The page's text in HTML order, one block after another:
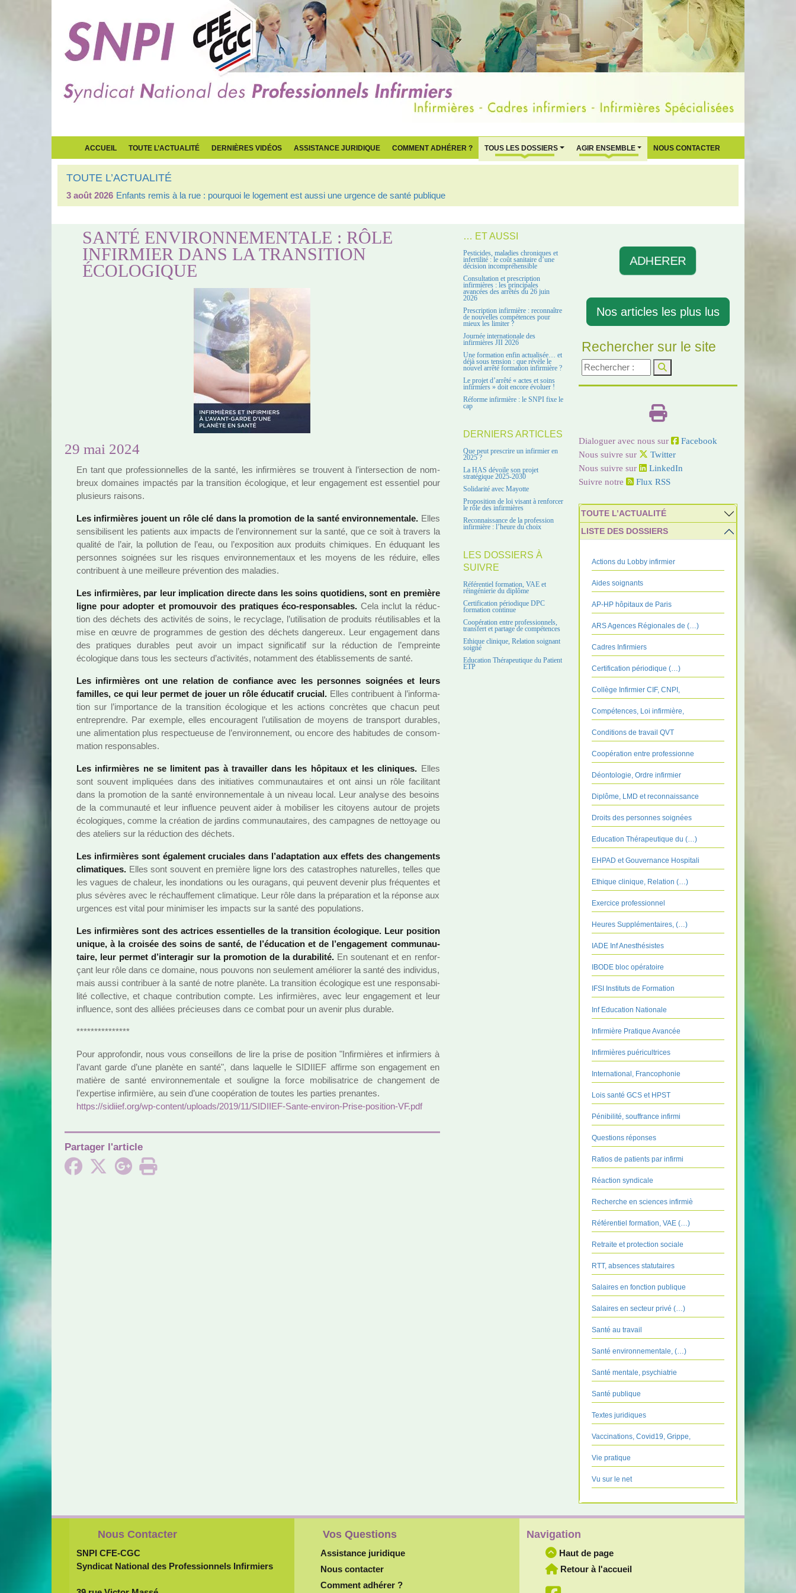
ACCUEIL TOUTE L’ACTUALITÉ DERNIÈRES VIDÉOS ASSISTANCE JURIDIQUE COMMENT ADHÉRER ? TOUS LES DOSSIERS AGIR ENSEMBLE NOUS CONTACTER
TOUTE L’ACTUALITÉ
3 août 2026 Enfants remis à la rue : pourquoi le logement est aussi une urgence de santé publique
SANTÉ ENVIRONNEMENTALE : RÔLE
INFIRMIER DANS LA TRANSITION
ÉCOLOGIQUE
29 mai 2024
En tant que pro­fes­sion­nel­les de la santé, les infir­miè­res se trou­vent à l’inter­sec­tion de nom­
breux domai­nes impac­tés par la tran­si­tion écologique, et leur enga­ge­ment est essen­tiel pour
plu­sieurs rai­sons.
Les infir­miè­res jouent un rôle clé dans la pro­mo­tion de la santé envi­ron­ne­men­tale. Elles
sen­si­bi­li­sent les patients aux impacts de l’envi­ron­ne­ment sur la santé, que ce soit à tra­vers la
qua­lité de l’air, la pol­lu­tion de l’eau, ou l’expo­si­tion aux pro­duits chi­mi­ques. En éduquant les
per­son­nes soi­gnées sur les ris­ques envi­ron­ne­men­taux et les moyens de les réduire, elles
contri­buent à une meilleure pré­ven­tion des mala­dies.
Les infir­miè­res, par leur impli­ca­tion directe dans les soins quo­ti­diens, sont en pre­mière
ligne pour adop­ter et pro­mou­voir des pra­ti­ques éco-res­pon­sa­bles. Cela inclut la réduc­
tion des déchets des acti­vi­tés de soins, le recy­clage, l’uti­li­sa­tion de pro­duits réu­ti­li­sa­bles et la
mise en œuvre de pro­gram­mes de ges­tion des déchets dan­ge­reux. Leur enga­ge­ment dans
des pra­ti­ques dura­bles peut avoir un impact signi­fi­ca­tif sur la réduc­tion de l’empreinte
écologique dans tous les sec­teurs d’acti­vi­tés, notam­ment des établissements de santé.
Les infir­miè­res ont une rela­tion de confiance avec les per­son­nes soi­gnées et leurs
famil­les, ce qui leur permet de jouer un rôle éducatif cru­cial. Elles contri­buent à l’infor­ma­
tion sur l’impor­tance de la tran­si­tion écologique et les actions concrè­tes que chacun peut
entre­pren­dre. Par exem­ple, elles encou­ra­gent l’uti­li­sa­tion de moyens de trans­port dura­bles,
une ali­men­ta­tion plus res­pec­tueuse de l’envi­ron­ne­ment, ou encore des habi­tu­des de consom­
ma­tion res­pon­sa­bles.
Les infir­miè­res ne se limi­tent pas à tra­vailler dans les hôpi­taux et les cli­ni­ques. Elles
sont sou­vent impli­quées dans des ini­tia­ti­ves com­mu­nau­tai­res et ont ainsi un rôle faci­li­tant
dans la pro­mo­tion de la santé envi­ron­ne­men­tale à un niveau local. Leur ana­lyse des besoins
de la com­mu­nauté et leur influence peu­vent aider à mobi­li­ser les citoyens autour de pro­jets
écologiques, comme la créa­tion de jar­dins com­mu­nau­tai­res, des cam­pa­gnes de net­toyage ou
des ate­liers sur la réduc­tion des déchets.
Les infir­miè­res sont également cru­cia­les dans l’adap­ta­tion aux effets des chan­ge­ments
cli­ma­ti­ques. Elles sont sou­vent en pre­mière ligne lors des catas­tro­phes natu­rel­les, telles que
les vagues de cha­leur, les inon­da­tions ou les oura­gans, qui peu­vent deve­nir plus fré­quen­tes et
plus sévè­res avec le réchauf­fe­ment cli­ma­ti­que. Leur rôle dans la pré­pa­ra­tion et la réponse aux
urgen­ces est vital pour mini­mi­ser les impacts sur la santé des popu­la­tions.
Les infir­miè­res sont des actri­ces essen­tiel­les de la tran­si­tion écologique. Leur posi­tion
unique, à la croi­sée des soins de santé, de l’éducation et de l’enga­ge­ment com­mu­nau­
taire, leur permet d’inte­ra­gir sur la pro­mo­tion de la dura­bi­lité. En sou­te­nant et en ren­for­
çant leur rôle dans ce domaine, nous pou­vons non seu­le­ment amé­lio­rer la santé des indi­vi­dus,
mais aussi contri­buer à la santé de notre pla­nète. La tran­si­tion écologique est une res­pon­sa­bi­
lité col­lec­tive, et chaque contri­bu­tion compte. Les infir­miè­res, avec leur enga­ge­ment et leur
influence, sont des alliées pré­cieu­ses dans ce combat pour un avenir plus dura­ble.
***************
Pour appro­fon­dir, nous vous conseillons de lire la prise de posi­tion "Infirmières et infir­miers à
l’avant garde d’une pla­nète en santé", dans laquelle le SIDIIEF affirme son enga­ge­ment en
matière de santé envi­ron­ne­men­tale et sou­li­gne la force mobi­li­sa­trice de chan­ge­ment de
l’exper­tise infir­mière, au sein d’une coo­pé­ra­tion de toutes les par­ties pre­nan­tes.
https://sidiief.org/wp-content/uploads/2019/11/SIDIIEF-Sante-envi­ron-Prise-posi­tion-VF.pdf
Partager l'article
… ET AUSSI
Pesticides, maladies chroniques et
infertilité : le coût sanitaire d’une
décision incompréhensible
Consultation et prescription
infirmières : les principales
avancées des arrêtés du 26 juin
2026
Prescription infirmière : reconnaître
de nouvelles compétences pour
mieux les limiter ?
Journée internationale des
infirmières JII 2026
Une formation enfin actualisée… et
déjà sous tension : que révèle le
nouvel arrêté formation infirmière ?
Le projet d’arrêté « actes et soins
infirmiers » doit encore évoluer !
Réforme infirmière : le SNPI fixe le
cap
DERNIERS ARTICLES
Que peut prescrire un infirmier en
2025 ?
La HAS dévoile son projet
stratégique 2025-2030
Solidarité avec Mayotte
Proposition de loi visant à renforcer
le rôle des infirmières
Reconnaissance de la profession
infirmière : l’heure du choix
LES DOSSIERS À
SUIVRE
Référentiel formation, VAE et
réingénierie du diplôme
Certification périodique DPC
formation continue
Coopération entre professionnels,
transfert et partage de compétences
Ethique clinique, Relation soignant
soigné
Education Thérapeutique du Patient
ETP
ADHERER
Nos articles les plus lus
Rechercher sur le site
Dialoguer avec nous sur
Facebook
Nous suivre sur
Twitter
Nous suivre sur
LinkedIn
Suivre notre
Flux RSS
TOUTE L’ACTUALITÉ
LISTE DES DOSSIERS
Actions du Lobby infirmier
Aides soignants
AP-HP hôpitaux de Paris
ARS Agences Régionales de (…)
Cadres Infirmiers
Certification périodique (…)
Collège Infirmier CIF, CNPI,
Compétences, Loi infirmière,
Conditions de travail QVT
Coopération entre professionne
Déontologie, Ordre infirmier
Diplôme, LMD et reconnaissance
Droits des personnes soignées
Education Thérapeutique du (…)
EHPAD et Gouvernance Hospitali
Ethique clinique, Relation (…)
Exercice professionnel
Heures Supplémentaires, (…)
IADE Inf Anesthésistes
IBODE bloc opératoire
IFSI Instituts de Formation
Inf Education Nationale
Infirmière Pratique Avancée
Infirmières puéricultrices
International, Francophonie
Lois santé GCS et HPST
Pénibilité, souffrance infirmi
Questions réponses
Ratios de patients par infirmi
Réaction syndicale
Recherche en sciences infirmiè
Référentiel formation, VAE (…)
Retraite et protection sociale
RTT, absences statutaires
Salaires en fonction publique
Salaires en secteur privé (…)
Santé au travail
Santé environnementale, (…)
Santé mentale, psychiatrie
Santé publique
Textes juridiques
Vaccinations, Covid19, Grippe,
Vie pratique
Vu sur le net
Nous Contacter
SNPI CFE-CGC
Syndicat National des Professionnels Infirmiers
Vos Questions
Assistance juridique
Nous contacter
Comment adhérer ?
Navigation
Haut de page
Retour à l'accueil